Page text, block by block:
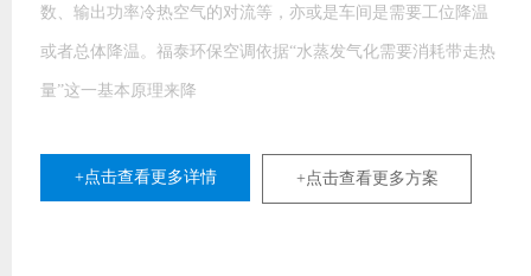
数、输出功率冷热空气的对流等，亦或是车间是需要工位降温
或者总体降温。福泰环保空调依据“水蒸发气化需要消耗带走热
量”这一基本原理来降
+点击查看更多详情 +点击查看更多方案